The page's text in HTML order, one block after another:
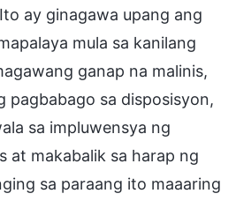
ay ginagawa upang ang
mula sa kanilang
ganap na malinis,
pagbabago sa disposisyon,
sa impluwensya ng
at makabalik sa harap ng
sa paraang ito maaaring